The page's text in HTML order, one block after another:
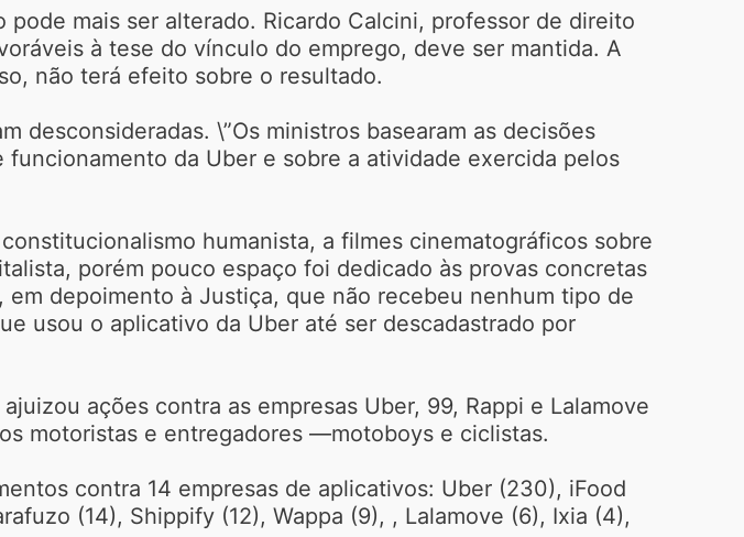
mais ser alterado. Ricardo Calcini, professor de direito
à tese do vínculo do emprego, deve ser mantida. A
não terá efeito sobre o resultado.
desconsideradas. \”Os ministros basearam as decisões
da Uber e sobre a atividade exercida pelos
humanista, a filmes cinematográficos sobre
porém pouco espaço foi dedicado às provas concretas
depoimento à Justiça, que não recebeu nenhum tipo de
usou o aplicativo da Uber até ser descadastrado por
ações contra as empresas Uber, 99, Rappi e Lalamove
motoristas e entregadores —motoboys e ciclistas.
contra 14 empresas de aplicativos: Uber (230), iFood
(14), Shippify (12), Wappa (9), , Lalamove (6), Ixia (4),